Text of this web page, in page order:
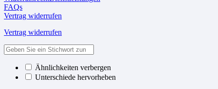
FAQs
Vertrag widerrufen
Vertrag widerrufen
Ähnlichkeiten verbergen
Unterschiede hervorheben